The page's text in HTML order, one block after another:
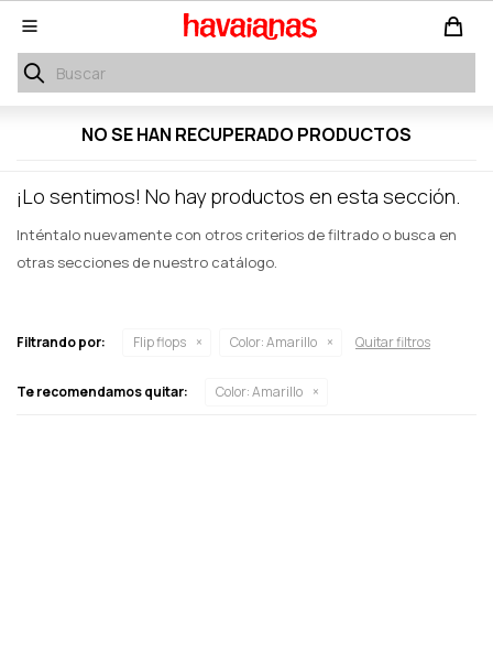

NO SE HAN RECUPERADO PRODUCTOS
¡Lo sentimos! No hay productos en esta sección.
Inténtalo nuevamente con otros criterios de filtrado o busca en
otras secciones de nuestro catálogo.
Filtrando por: Flip flops Color:Amarillo Quitar filtros
Te recomendamos quitar: Color:Amarillo